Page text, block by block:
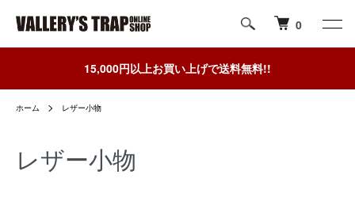
0
15,000円以上お買い上げで送料無料!!
ホーム レザー小物
レザー小物